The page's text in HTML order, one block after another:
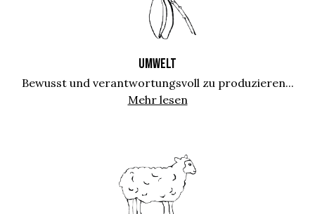
UMWELT
Bewusst und verantwortungsvoll zu produzieren...
Mehr lesen